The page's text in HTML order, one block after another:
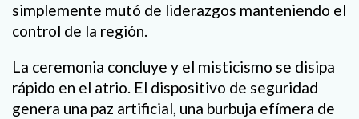
simplemente mutó de liderazgos manteniendo el
control de la región.
La ceremonia concluye y el misticismo se disipa
rápido en el atrio. El dispositivo de seguridad
genera una paz artificial, una burbuja efímera de